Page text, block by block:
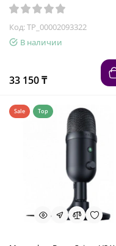
Код: TP_00002093322
В наличии
33 150 ₸
Sale Top